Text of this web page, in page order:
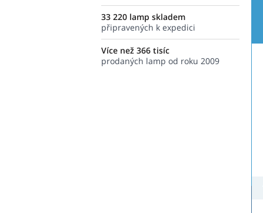
33 220 lamp skladem
připravených k expedici
Více než 366 tisíc
prodaných lamp od roku 2009